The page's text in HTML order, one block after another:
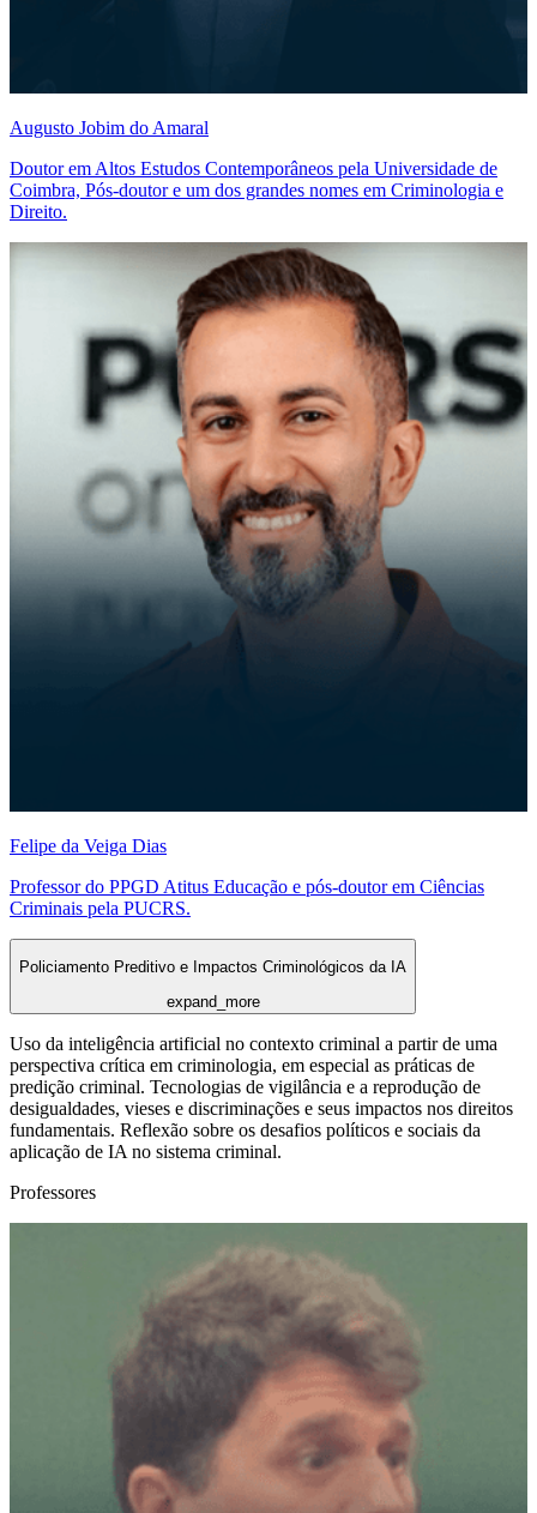
Augusto Jobim do Amaral
Doutor em Altos Estudos Contemporâneos pela Universidade de
Coimbra, Pós-doutor e um dos grandes nomes em Criminologia e
Direito.
Felipe da Veiga Dias
Professor do PPGD Atitus Educação e pós-doutor em Ciências
Criminais pela PUCRS.
Policiamento Preditivo e Impactos Criminológicos da IA
expand_more
Uso da inteligência artificial no contexto criminal a partir de uma
perspectiva crítica em criminologia, em especial as práticas de
predição criminal. Tecnologias de vigilância e a reprodução de
desigualdades, vieses e discriminações e seus impactos nos direitos
fundamentais. Reflexão sobre os desafios políticos e sociais da
aplicação de IA no sistema criminal.
Professores